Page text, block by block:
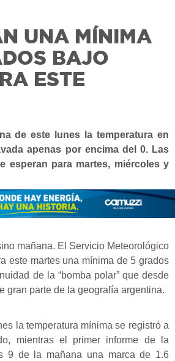
UNA MÍNIMA
BAJO
ESTE
de este lunes la temperatura en
apenas por encima del 0. Las
esperan para martes, miércoles y
mañana. El Servicio Meteorológico
este martes una mínima de 5 grados
de la “bomba polar” que desde
gran parte de la geografía argentina.
la temperatura mínima se registró a
mientras el primer informe de la
9 de la mañana una marca de 1.6